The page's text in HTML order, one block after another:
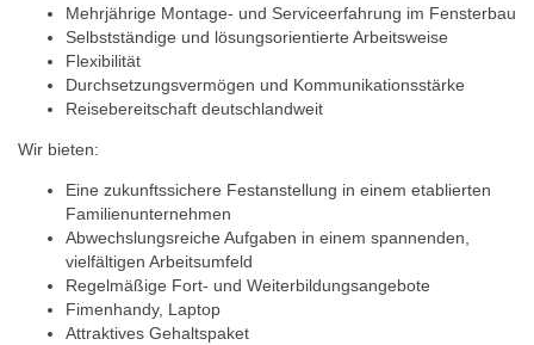
Mehrjährige Montage- und Serviceerfahrung im Fensterbau
Selbstständige und lösungsorientierte Arbeitsweise
Flexibilität
Durchsetzungsvermögen und Kommunikationsstärke
Reisebereitschaft deutschlandweit
Wir bieten:
Eine zukunftssichere Festanstellung in einem etablierten
Familienunternehmen
Abwechslungsreiche Aufgaben in einem spannenden,
vielfältigen Arbeitsumfeld
Regelmäßige Fort- und Weiterbildungsangebote
Fimenhandy, Laptop
Attraktives Gehaltspaket